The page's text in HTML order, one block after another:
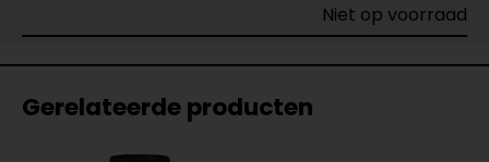
Niet op voorraad
Gerelateerde producten